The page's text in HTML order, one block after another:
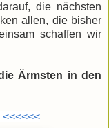
die nächsten
allen, die bisher
schaffen wir
Ärmsten in den